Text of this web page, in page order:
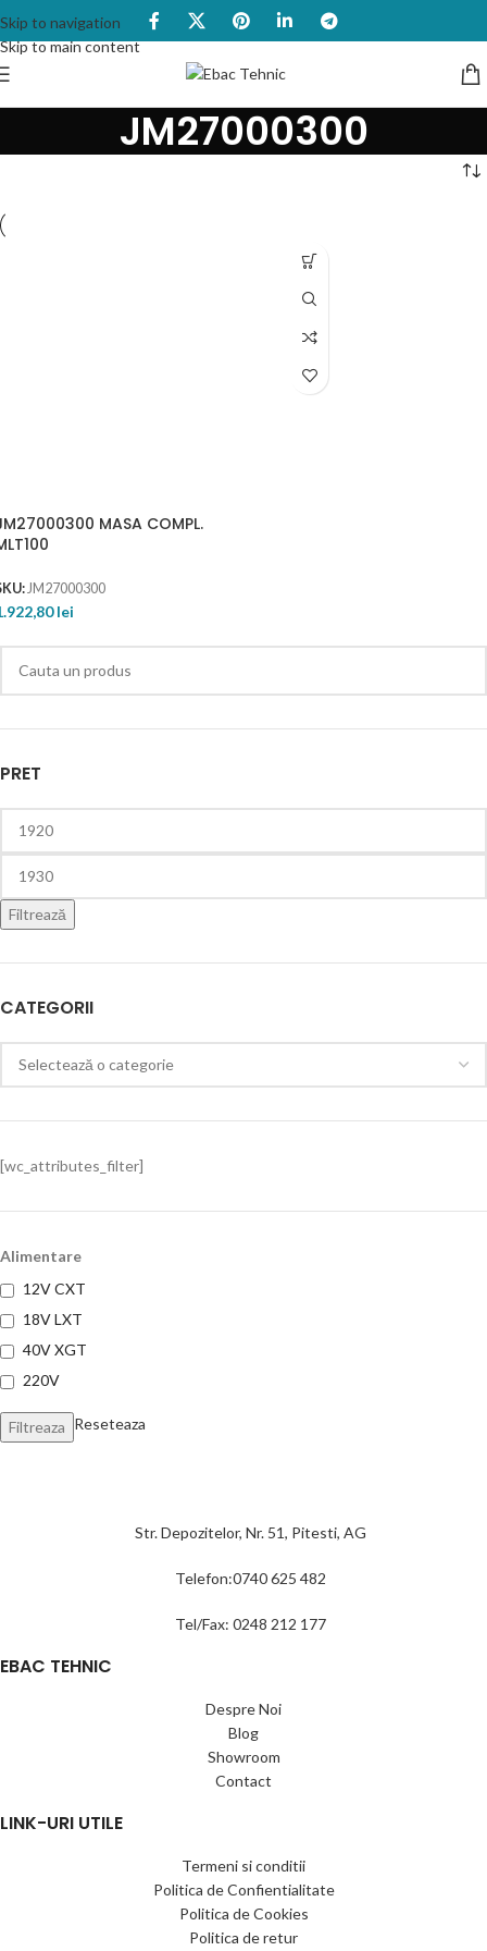
Skip to navigation
Skip to main content
JM27000300
PRET
Filtrează
CATEGORII
[wc_attributes_filter]
Alimentare
12V CXT
18V LXT
40V XGT
220V
Filtreaza Reseteaza
MASA COMPL.
JM27000300
lei
Str. Depozitelor, Nr. 51, Pitesti, AG
Telefon:0740 625 482
Tel/Fax: 0248 212 177
EBAC TEHNIC
Despre Noi
Blog
Showroom
Contact
LINK-URI UTILE
Termeni si conditii
Politica de Confientialitate
Politica de Cookies
Politica de retur